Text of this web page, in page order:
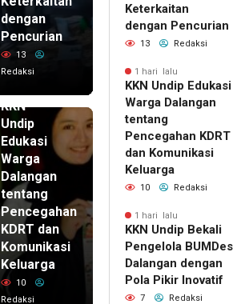
dengan
Pencurian
13
Redaksi
KKN
Undip
Edukasi
Warga
Dalangan
tentang
Pencegahan
KDRT dan
Komunikasi
Keluarga
10
Redaksi
Keterkaitan
dengan Pencurian
13 Redaksi
1 hari lalu
KKN Undip Edukasi
Warga Dalangan
tentang
Pencegahan KDRT
dan Komunikasi
Keluarga
10 Redaksi
1 hari lalu
KKN Undip Bekali
Pengelola BUMDes
Dalangan dengan
Pola Pikir Inovatif
7 Redaksi